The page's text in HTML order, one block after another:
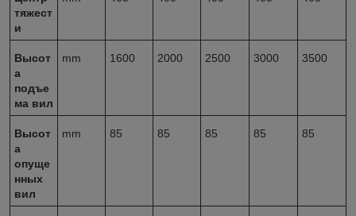
тяжест
и
Высот
а
подъе
ма вил
mm 1600 2000 2500 3000 3500
Высот
а
опуще
нных
вил
mm 85 85 85 85 85